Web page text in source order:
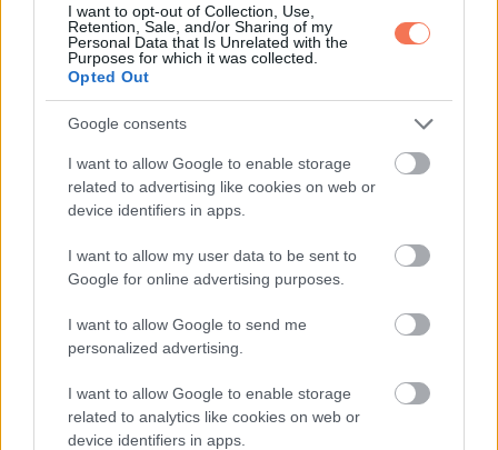
I want to opt-out of Collection, Use,
Retention, Sale, and/or Sharing of my
Personal Data that Is Unrelated with the
Purposes for which it was collected.
Opted Out
Google consents
I want to allow Google to enable storage
related to advertising like cookies on web or
device identifiers in apps.
I want to allow my user data to be sent to
Google for online advertising purposes.
I want to allow Google to send me
personalized advertising.
I want to allow Google to enable storage
related to analytics like cookies on web or
device identifiers in apps.
A bejegyzés megtekintése az Instagramon